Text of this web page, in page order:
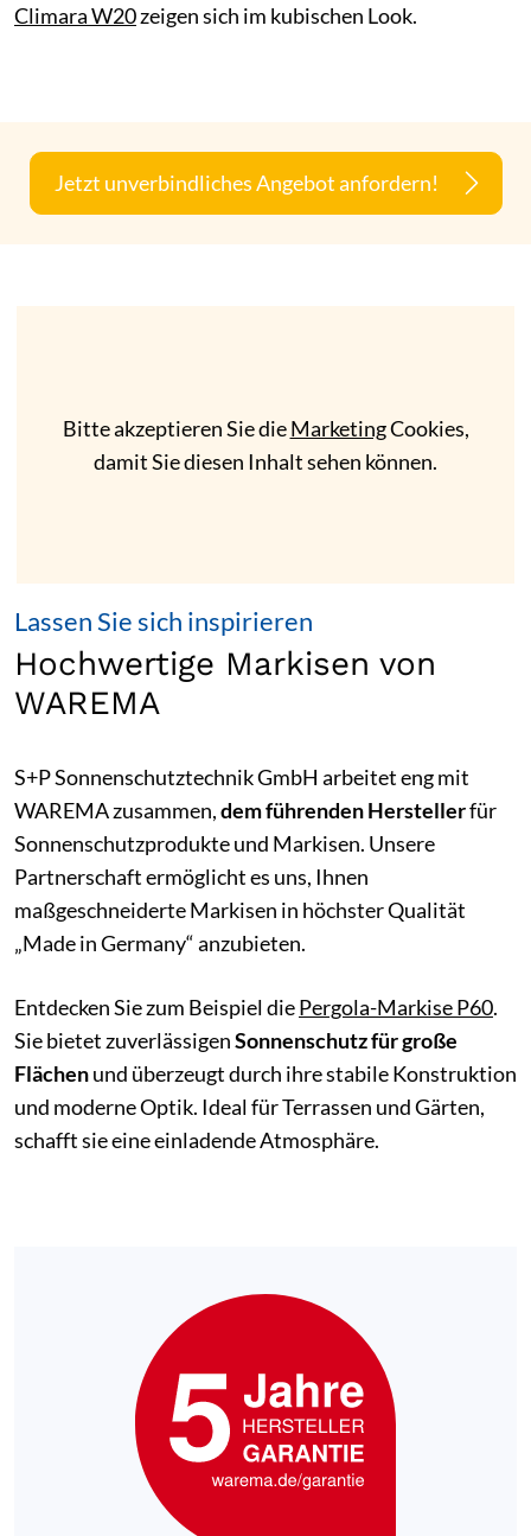
Climara W20zeigen sich im kubischen Look.
Jetzt unverbindliches Angebot anfordern!
Bitte akzeptieren Sie dieMarketingCookies,
damit Sie diesen Inhalt sehen können.
Lassen Sie sich inspirieren
Hochwertige Markisen von
WAREMA
S+P Sonnenschutztechnik GmbH arbeitet eng mit
WAREMA zusammen,dem führenden Herstellerfür
Sonnenschutzprodukte und Markisen. Unsere
Partnerschaft ermöglicht es uns, Ihnen
maßgeschneiderte Markisen in höchster Qualität
„Made in Germany“ anzubieten.
Entdecken Sie zum Beispiel diePergola-Markise P60.
Sie bietet zuverlässigenSonnenschutz für große
Flächenund überzeugt durch ihre stabile Konstruktion
und moderne Optik. Ideal für Terrassen und Gärten,
schafft sie eine einladende Atmosphäre.